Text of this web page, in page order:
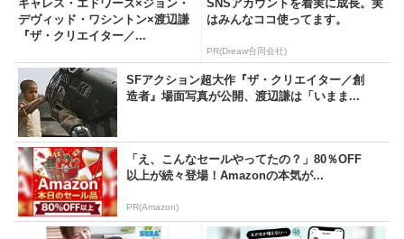
ギャレス・エドワーズ×ジョン・
デヴィッド・ワシントン×渡辺謙
『ザ・クリエイター／...
SNSアカウントを着実に成長。実
はみんなココ使ってます。
PR(Dreaw合同会社)
SFアクション超大作『ザ・クリエイター／創
造者』場面写真が公開、渡辺謙は「いまま...
「え、こんなセールやってたの？」80％OFF
以上が続々登場！Amazonの本気が...
PR(Amazon)